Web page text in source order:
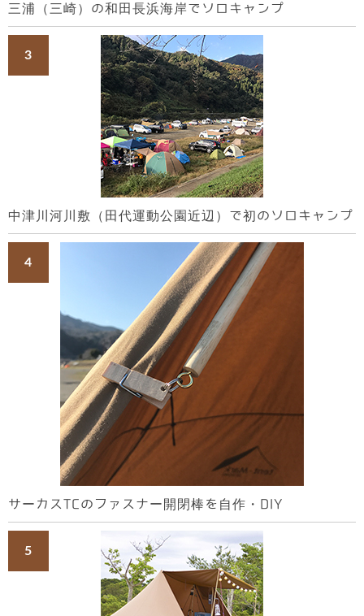
三浦（三崎）の和田長浜海岸でソロキャンプ
中津川河川敷（田代運動公園近辺）で初のソロキャンプ
サーカスTCのファスナー開閉棒を自作・DIY